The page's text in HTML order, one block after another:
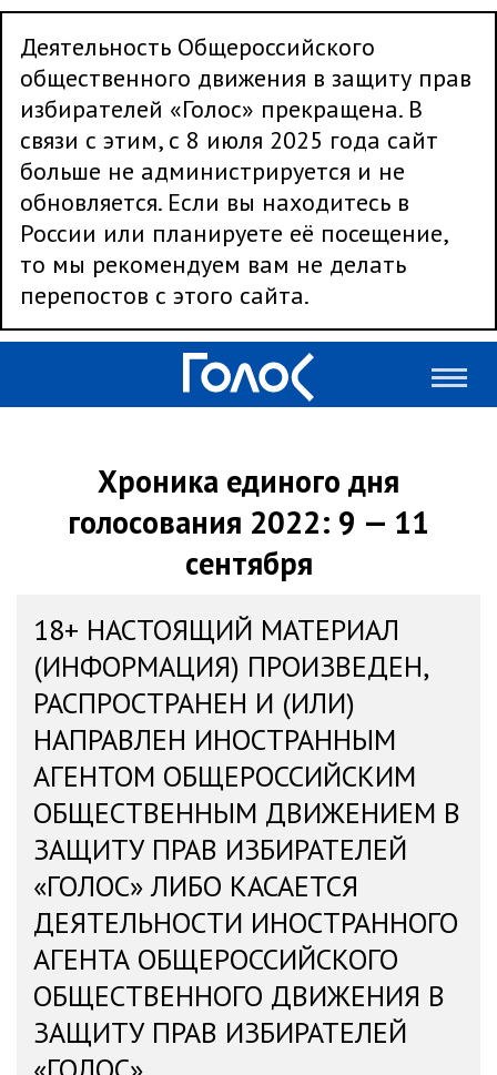
Деятельность Общероссийского
общественного движения в защиту прав
избирателей «Голос» прекращена. В
связи с этим, с 8 июля 2025 года сайт
больше не администрируется и не
обновляется. Если вы находитесь в
России или планируете её посещение,
то мы рекомендуем вам не делать
перепостов с этого сайта.
Хроника единого дня
голосования 2022: 9 — 11
сентября
18+ НАСТОЯЩИЙ МАТЕРИАЛ
(ИНФОРМАЦИЯ) ПРОИЗВЕДЕН,
РАСПРОСТРАНЕН И (ИЛИ)
НАПРАВЛЕН ИНОСТРАННЫМ
АГЕНТОМ ОБЩЕРОССИЙСКИМ
ОБЩЕСТВЕННЫМ ДВИЖЕНИЕМ В
ЗАЩИТУ ПРАВ ИЗБИРАТЕЛЕЙ
«ГОЛОС» ЛИБО КАСАЕТСЯ
ДЕЯТЕЛЬНОСТИ ИНОСТРАННОГО
АГЕНТА ОБЩЕРОССИЙСКОГО
ОБЩЕСТВЕННОГО ДВИЖЕНИЯ В
ЗАЩИТУ ПРАВ ИЗБИРАТЕЛЕЙ